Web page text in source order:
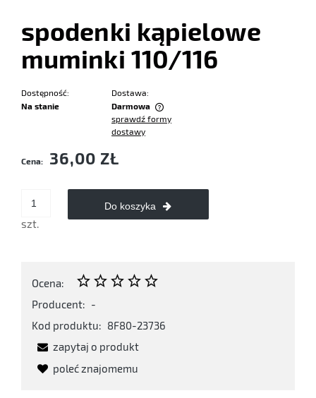
spodenki kąpielowe
muminki 110/116
Dostępność:
Na stanie
Dostawa:
Darmowa
Cena nie zawiera ewentualnych kosztów płatności
sprawdź formy
dostawy
Cena: 36,00 ZŁ
szt.
Do koszyka
Ocena:
Producent: -
Kod produktu: 8F80-23736
zapytaj o produkt
poleć znajomemu